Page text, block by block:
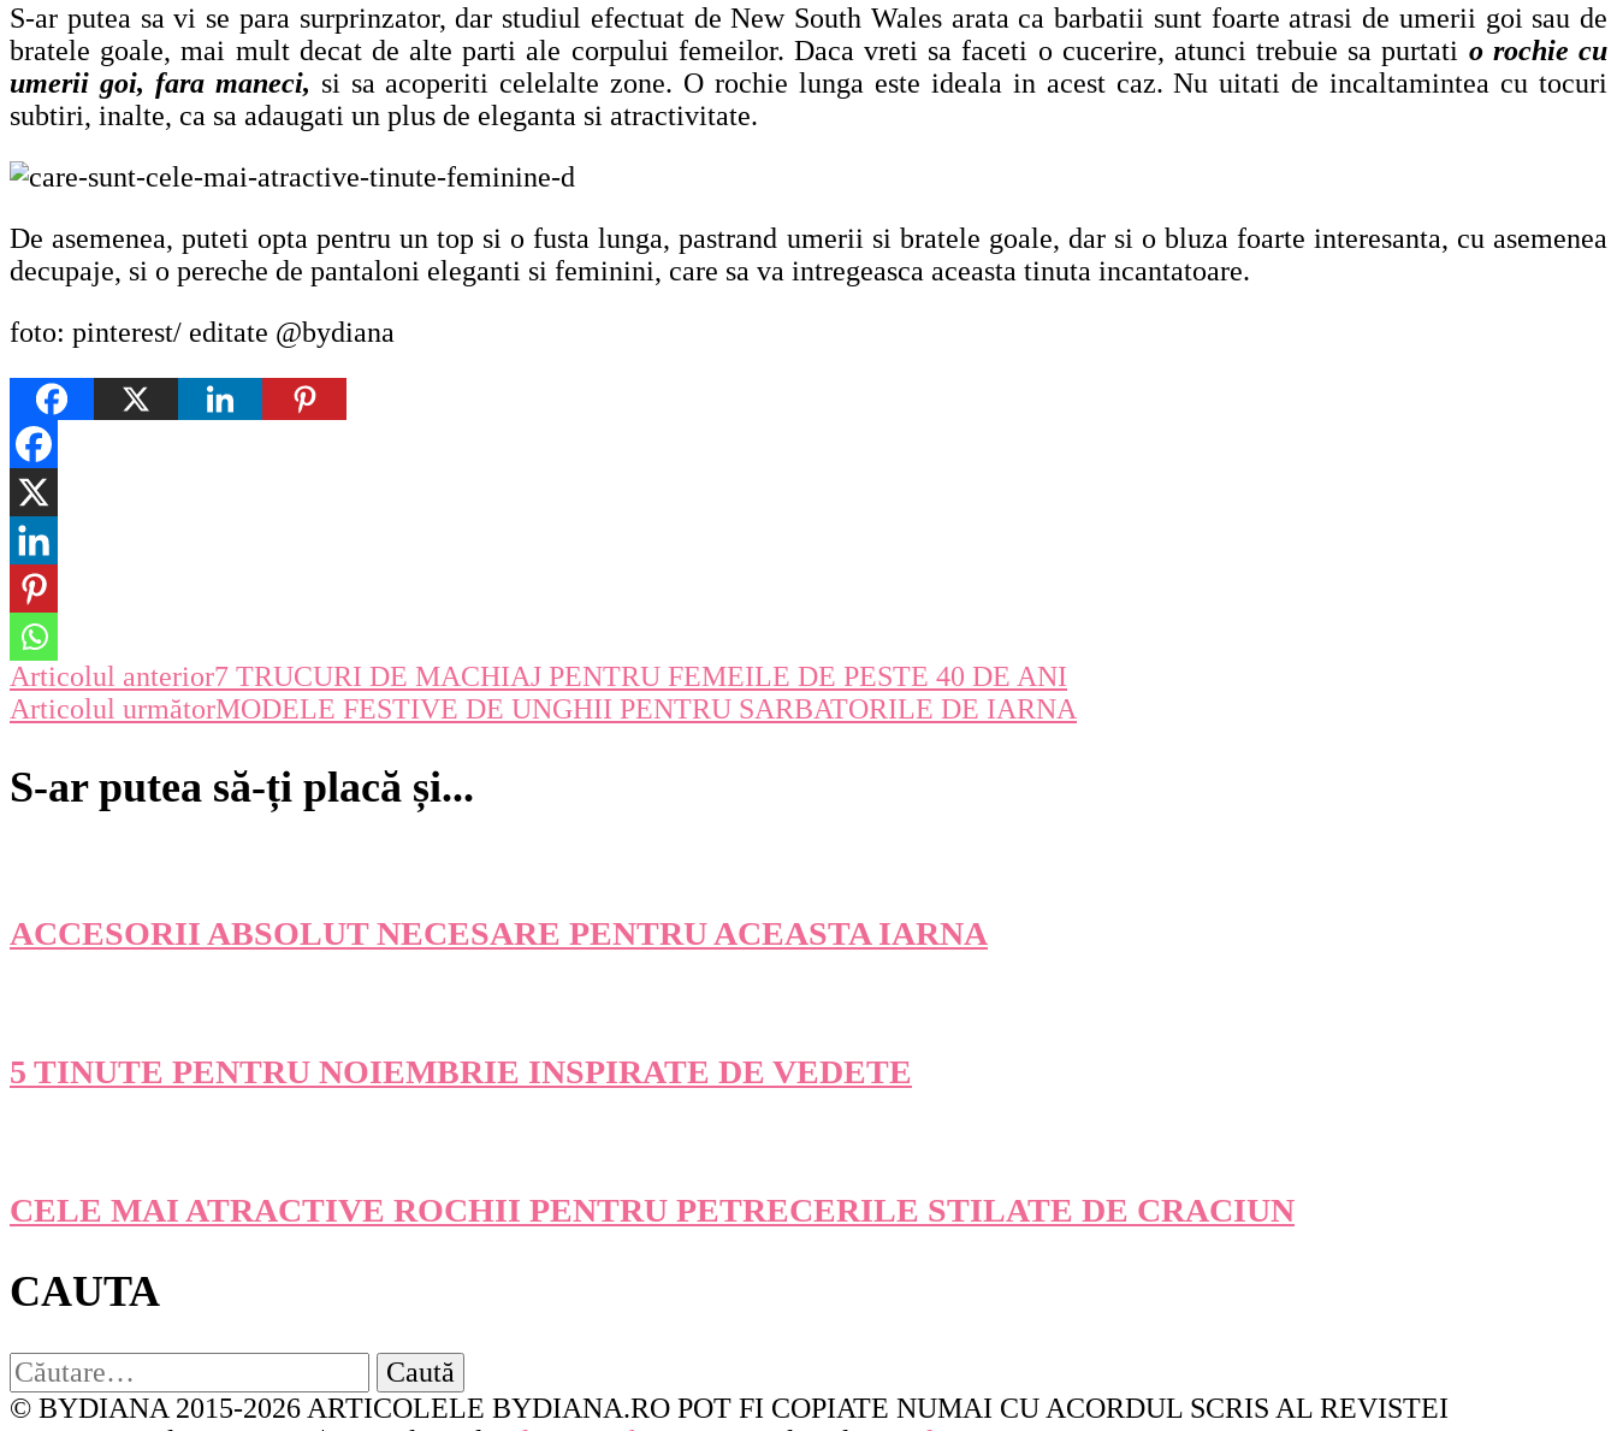
S-ar putea sa vi se para surprinzator, dar studiul efectuat de New South Wales arata ca barbatii sunt foarte atrasi de umerii goi sau de
bratele goale, mai mult decat de alte parti ale corpului femeilor. Daca vreti sa faceti o cucerire, atunci trebuie sa purtati o rochie cu
umerii goi, fara maneci, si sa acoperiti celelalte zone. O rochie lunga este ideala in acest caz. Nu uitati de incaltamintea cu tocuri
subtiri, inalte, ca sa adaugati un plus de eleganta si atractivitate.
De asemenea, puteti opta pentru un top si o fusta lunga, pastrand umerii si bratele goale, dar si o bluza foarte interesanta, cu asemenea
decupaje, si o pereche de pantaloni eleganti si feminini, care sa va intregeasca aceasta tinuta incantatoare.
foto: pinterest/ editate @bydiana
Navigare
în
articole
Articolul anterior7 TRUCURI DE MACHIAJ PENTRU FEMEILE DE PESTE 40 DE ANI
Articolul următorMODELE FESTIVE DE UNGHII PENTRU SARBATORILE DE IARNA
S-ar putea să-ți placă și...
ACCESORII ABSOLUT NECESARE PENTRU ACEASTA IARNA
5 TINUTE PENTRU NOIEMBRIE INSPIRATE DE VEDETE
CELE MAI ATRACTIVE ROCHII PENTRU PETRECERILE STILATE DE CRACIUN
CAUTA
Caută
după:
© BYDIANA 2015-2026 ARTICOLELE BYDIANA.RO POT FI COPIATE NUMAI CU ACORDUL SCRIS AL REVISTEI